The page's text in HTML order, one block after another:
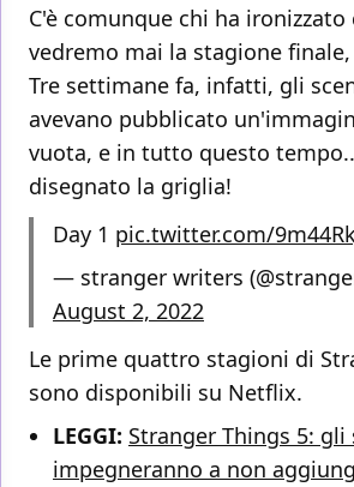
C'è comunque chi ha ironizzato
vedremo mai la stagione
Tre settimane fa, infatti, gli
avevano pubblicato
vuota, e in tutto questo
disegnato la griglia!
Day 1 pic.twitter.com/
— stranger writers
August 2, 2022
Le prime quattro stagioni di
sono disponibili su Netflix.
LEGGI: Stranger Things 5:
impegneranno a non